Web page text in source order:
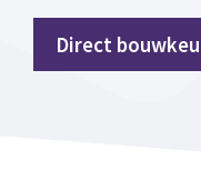
Direct